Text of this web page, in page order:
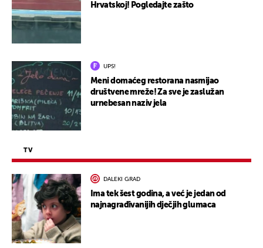
Hrvatskoj! Pogledajte zašto
UPS!
Meni domaćeg restorana nasmijao
društvene mreže! Za sve je zaslužan
urnebesan naziv jela
TV
DALEKI GRAD
Ima tek šest godina, a već je jedan od
najnagrađivanijih dječjih glumaca